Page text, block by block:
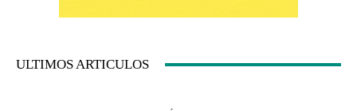
ULTIMOS ARTICULOS